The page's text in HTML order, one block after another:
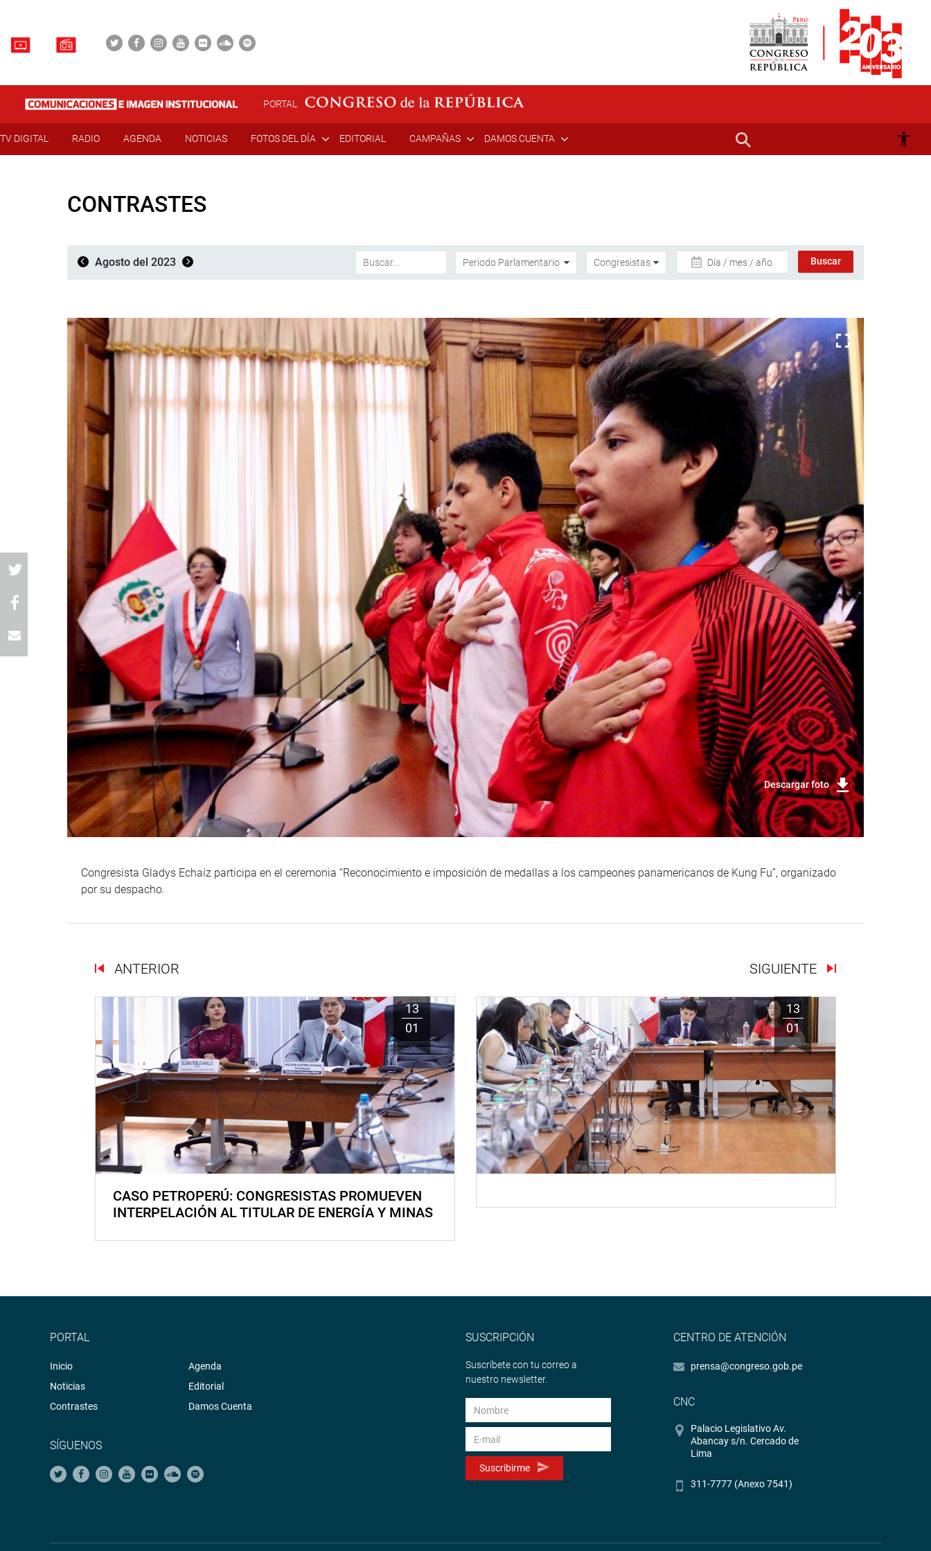
PORTAL
TV DIGITAL RADIO AGENDA NOTICIAS FOTOS DEL DÍA EDITORIAL CAMPAÑAS DAMOS CUENTA
CONTRASTES
Agosto del 2023 Día / mes / año
Descargar foto
Congresista Gladys Echaíz participa en el ceremonia “Reconocimiento e imposición de medallas a los campeones panamericanos de Kung Fu”, organizado
por su despacho.
ANTERIOR SIGUIENTE
13
01
CASO PETROPERÚ: CONGRESISTAS PROMUEVEN
INTERPELACIÓN AL TITULAR DE ENERGÍA Y MINAS
13
01
PORTAL
Inicio
Noticias
Contrastes
Agenda
Editorial
Damos Cuenta
SÍGUENOS
SUSCRIPCIÓN
Suscríbete con tu correo a
nuestro newsletter.
Suscribirme
CENTRO DE ATENCIÓN
prensa@congreso.gob.pe
CNC
Palacio Legislativo Av.
Abancay s/n. Cercado de
Lima
311-7777 (Anexo 7541)